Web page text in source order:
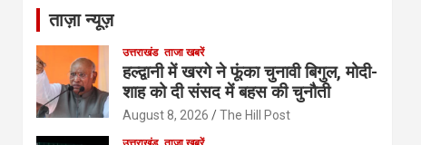
ताज़ा न्यूज़
उत्तराखंड ताजा खबरें
हल्द्वानी में खरगे ने फूंका चुनावी बिगुल, मोदी-
शाह को दी संसद में बहस की चुनौती
August 8, 2026 The Hill Post